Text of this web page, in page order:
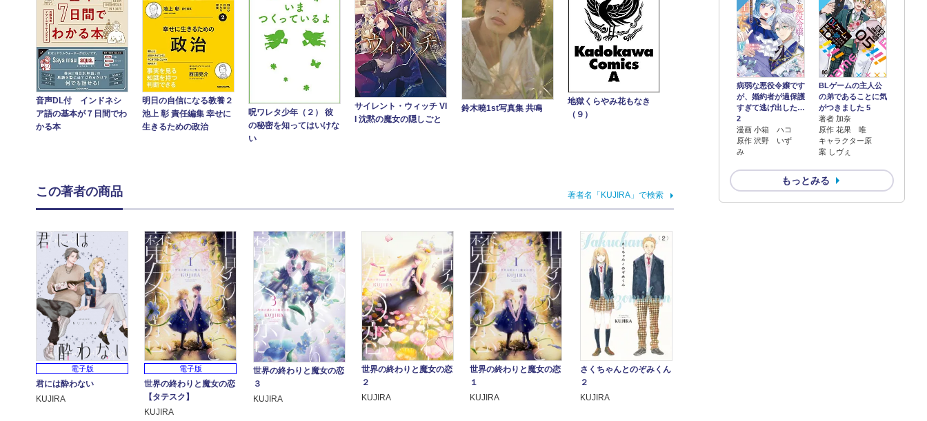
病弱な悪役令嬢です
が、婚約者が過保護
すぎて逃げ出した…
2
漫画 小箱 ハコ
原作 沢野 いず
み
BLゲームの主人公
の弟であることに気
がつきました 5
著者 加奈
原作 花果 唯
キャラクター原
案 しヴぇ
もっとみる
音声DL付 インドネシ
ア語の基本が７日間でわ
かる本
明日の自信になる教養２
池上 彰 責任編集 幸せに
生きるための政治
呪ワレタ少年（２） 彼
の秘密を知ってはいけな
い
サイレント・ウィッチ VI
I 沈黙の魔女の隠しごと
鈴木曉1st写真集 共鳴
地獄くらやみ花もなき
（９）
この著者の商品 著者名「KUJIRA」で検索
電子版
君には酔わない
KUJIRA
電子版
世界の終わりと魔女の恋
【タテスク】
KUJIRA
世界の終わりと魔女の恋
３
KUJIRA
世界の終わりと魔女の恋
２
KUJIRA
世界の終わりと魔女の恋
１
KUJIRA
さくちゃんとのぞみくん
２
KUJIRA